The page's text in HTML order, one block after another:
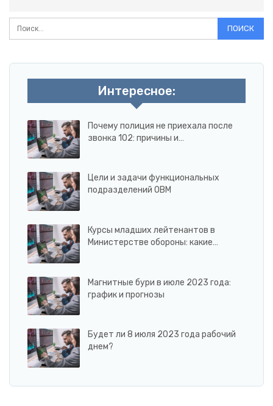
Интересное:
Почему полиция не приехала после
звонка 102: причины и…
Цели и задачи функциональных
подразделений ОВМ
Курсы младших лейтенантов в
Министерстве обороны: какие…
Магнитные бури в июле 2023 года:
график и прогнозы
Будет ли 8 июля 2023 года рабочий
днем?